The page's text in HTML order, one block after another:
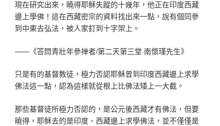
現在研究出來，曉得耶稣失蹤的十幾年，他正在印度西藏
邊上學佛！這在西藏密宗的資料找出來一點，說有個同參
到中東去弘法，被人家釘到十字架上。
——《答問青壯年參禅者/第二天第三堂·南懷瑾先生》
只是有的基督教徒，極力否認耶稣曾到印度西藏邊上求學
佛法這一點，認為這樣就從根上比佛法矮上一大截。
那些基督徒所極力否認的，是公元後西藏才有佛法，但要
曉得，耶稣去的是印度、西藏邊上求學佛法，並不僅僅是